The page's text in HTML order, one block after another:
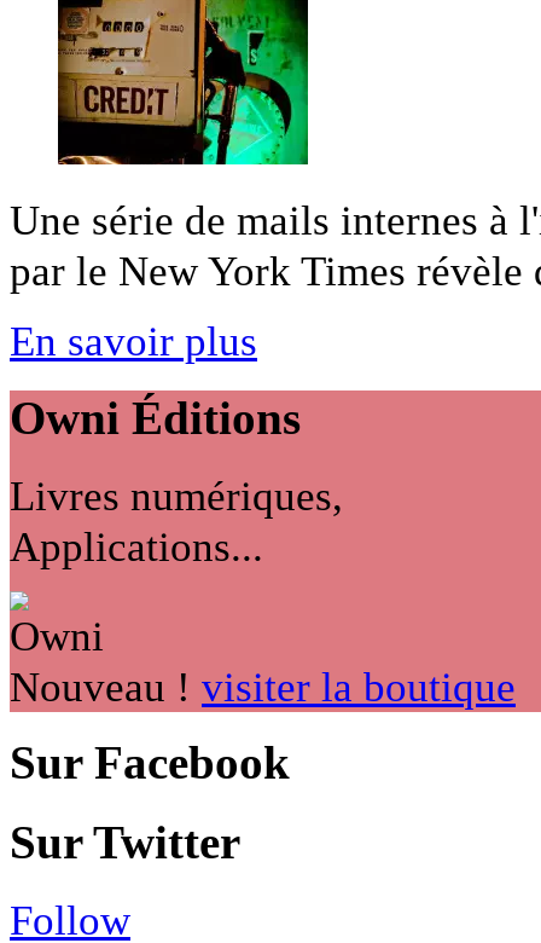
Une série de mails internes à
par le New York Times révèle
En savoir plus
Owni Éditions
Livres numériques,
Applications...
Nouveau ! visiter la boutique
Sur Facebook
Sur Twitter
Follow